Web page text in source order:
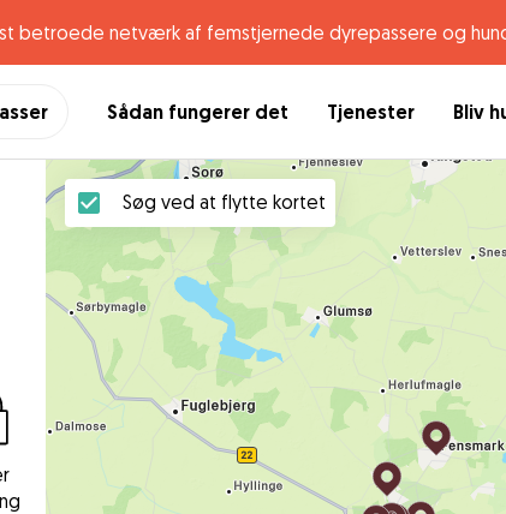
betroede netværk af femstjernede dyrepassere og
Sådan fungerer det Tjenester Bliv
Søg ved at flytte kortet